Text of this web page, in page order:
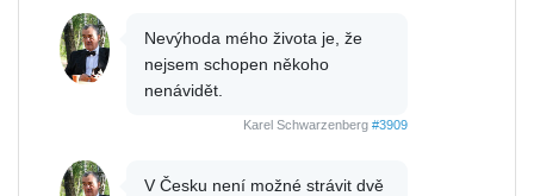
Nevýhoda mého života je, že
nejsem schopen někoho
nenávidět.
Karel Schwarzenberg #3909
V Česku není možné strávit dvě